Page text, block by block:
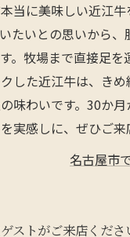
当に美味しい近江
たいとの思いから、
。牧場まで直接足を
した近江牛は、きめ
味わいです。30か
実感しに、ぜひご来
名古屋市
ストがご来店くださ